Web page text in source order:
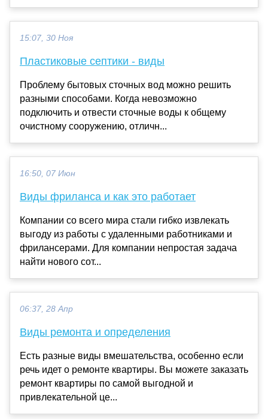
15:07, 30 Ноя
Пластиковые септики - виды
Проблему бытовых сточных вод можно решить
разными способами. Когда невозможно
подключить и отвести сточные воды к общему
очистному сооружению, отличн...
16:50, 07 Июн
Виды фриланса и как это работает
Компании со всего мира стали гибко извлекать
выгоду из работы с удаленными работниками и
фрилансерами. Для компании непростая задача
найти нового сот...
06:37, 28 Апр
Виды ремонта и определения
Есть разные виды вмешательства, особенно если
речь идет о ремонте квартиры. Вы можете заказать
ремонт квартиры по самой выгодной и
привлекательной це...